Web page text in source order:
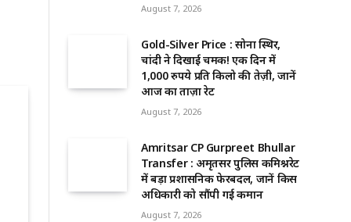
August 7, 2026
Gold-Silver Price : सोना स्थिर,
चांदी ने दिखाई चमक! एक दिन में
1,000 रुपये प्रति किलो की तेज़ी, जानें
आज का ताज़ा रेट
August 7, 2026
Amritsar CP Gurpreet Bhullar
Transfer : अमृतसर पुलिस कमिश्नरेट
में बड़ा प्रशासनिक फेरबदल, जानें किस
अधिकारी को सौंपी गई कमान
August 7, 2026